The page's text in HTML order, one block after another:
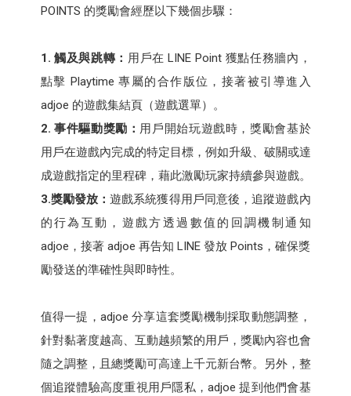
POINTS 的獎勵會經歷以下幾個步驟：
1. 觸及與跳轉： 用戶在 LINE Point 獲點任務牆內，
點擊 Playtime 專屬的合作版位，接著被引導進入
adjoe 的遊戲集結頁（遊戲選單）。
2. 事件驅動獎勵： 用戶開始玩遊戲時，獎勵會基於
用戶在遊戲內完成的特定目標，例如升級、破關或達
成遊戲指定的里程碑，藉此激勵玩家持續參與遊戲。
3.獎勵發放：遊戲系統獲得用戶同意後，追蹤遊戲內
的行為互動，遊戲方透過數值的回調機制通知
adjoe，接著 adjoe 再告知 LINE 發放 Points，確保獎
勵發送的準確性與即時性。
值得一提，adjoe 分享這套獎勵機制採取動態調整，
針對黏著度越高、互動越頻繁的用戶，獎勵內容也會
隨之調整，且總獎勵可高達上千元新台幣。另外，整
個追蹤體驗高度重視用戶隱私，adjoe 提到他們會基